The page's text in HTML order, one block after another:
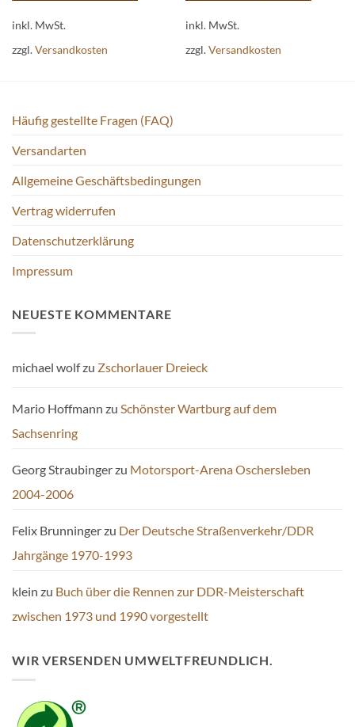
Produkt
mehrere
Optionen
auf
der
Produktseite
gewählt
inkl. MwSt.
zzgl.Versandkosten
Produkt
mehrere
Produktseite
inkl. MwSt.
zzgl.Versandkosten
Häufig gestellte Fragen (FAQ)
Versandarten
Allgemeine Geschäftsbedingungen
Vertrag widerrufen
Datenschutzerklärung
Impressum
NEUESTE KOMMENTARE
michael wolfzu Zschorlauer Dreieck
Mario Hoffmann zu Schönster Wartburg auf dem
Sachsenring
Georg Straubingerzu Motorsport-Arena Oschersleben
2004-2006
Felix Brunningerzu Der Deutsche Straßenverkehr/DDR
Jahrgänge 1970-1993
klein zu Buch über die Rennen zur DDR-Meisterschaft
zwischen 1973 und 1990 vorgestellt
WIR VERSENDEN UMWELTFREUNDLICH.